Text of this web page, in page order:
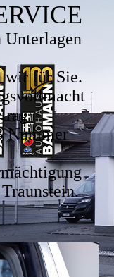
wir für Sie.
Nummer